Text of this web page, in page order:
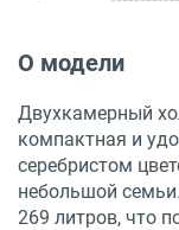
О модели
Двухкамерный
компактная и
серебристом
небольшой
269 литров, что